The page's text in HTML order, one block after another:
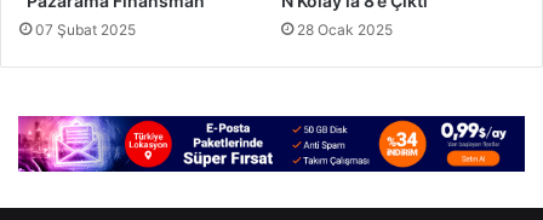
07 Şubat 2025 28 Ocak 2025